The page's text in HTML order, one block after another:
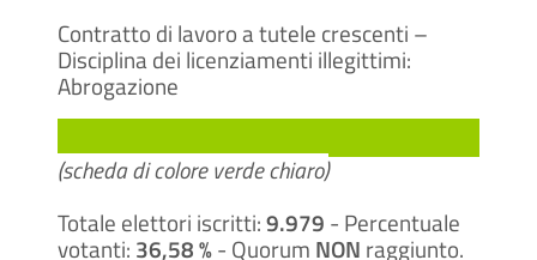
Contratto di lavoro a tutele crescenti –
Disciplina dei licenziamenti illegittimi:
Abrogazione
(scheda di colore verde chiaro)
Totale elettori iscritti:9.979 - Percentuale
votanti: 36,58 %- Quorum NON raggiunto.